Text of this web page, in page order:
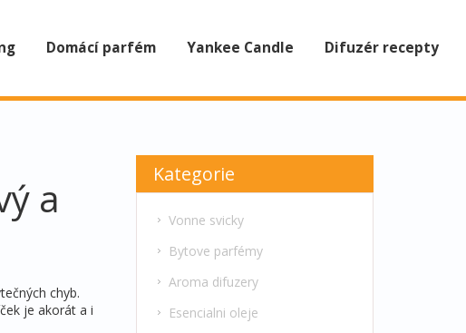
Domácí parfém Yankee Candle Difuzér recepty
a
chyb.
je akorát a i
Kategorie
Vonne svicky
Bytove parfémy
Aroma difuzery
Esencialni oleje